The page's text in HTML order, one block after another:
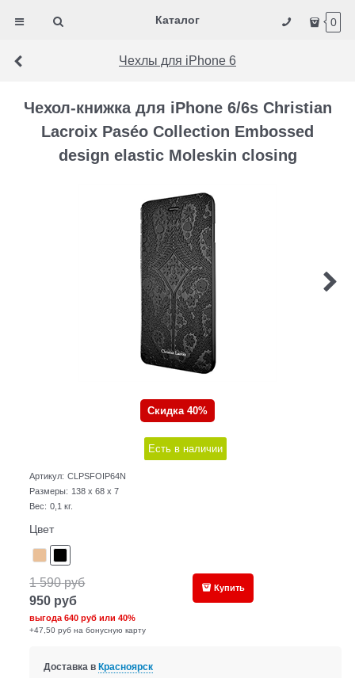
Каталог 0
Чехлы для iPhone 6
Чехол-книжка для iPhone 6/6s Christian
Lacroix Paséo Collection Embossed
design elastic Moleskin closing
Скидка 40%
Есть в наличии
Артикул: CLPSFOIP64N
Размеры: 138 x 68 x 7
Вес: 0,1 кг.
Цвет
1 590 руб
950 руб
выгода640 руб или40%
+47,50 руб на бонусную карту
Купить
Доставка в Красноярск